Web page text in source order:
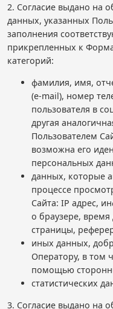
2. Согласие выдано на
данных, указанных
заполнения
прикрепленных к
категорий:
фамилия, имя,
(e-mail), номер
пользователя в
другая
Пользователем
возможна его
персональных
данных, которые
процессе
Сайта: IP адрес,
о браузере,
страницы,
иных данных,
Оператору, в том
помощью
статистических
3. Согласие выдано на